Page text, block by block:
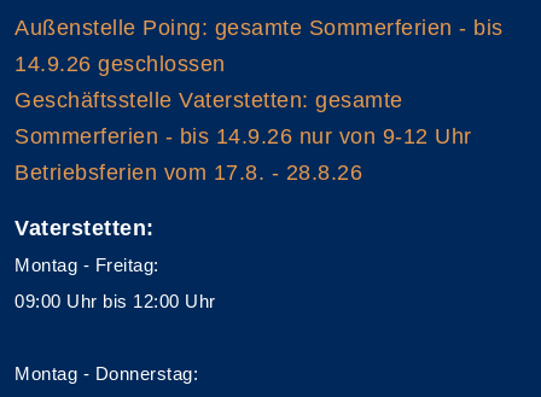
Außenstelle Poing: gesamte Sommerferien - bis
14.9.26 geschlossen
Geschäftsstelle Vaterstetten: gesamte
Sommerferien - bis 14.9.26 nur von 9-12 Uhr
Betriebsferien vom 17.8. - 28.8.26
Vaterstetten:
Montag - Freitag:
09:00 Uhr bis 12:00 Uhr
Montag - Donnerstag: